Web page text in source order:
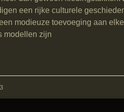
een rijke culturele
modieuze toevoeging aan
modellen zijn